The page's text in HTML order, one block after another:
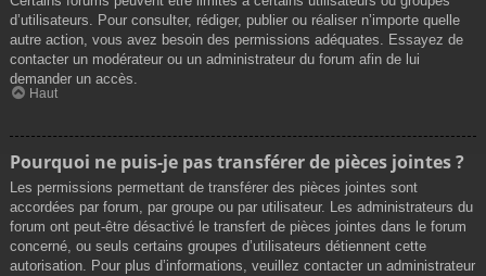
d’utilisateurs. Pour consulter, rédiger, publier ou réaliser n’importe quelle
autre action, vous avez besoin des permissions adéquates. Essayez de
contacter un modérateur ou un administrateur du forum afin de lui
demander un accès.
Haut
Pourquoi ne puis-je pas transférer de pièces jointes ?
Les permissions permettant de transférer des pièces jointes sont
accordées par forum, par groupe ou par utilisateur. Les administrateurs du
forum ont peut-être désactivé le transfert de pièces jointes dans le forum
concerné, ou seuls certains groupes d’utilisateurs détiennent cette
autorisation. Pour plus d’informations, veuillez contacter un administrateur